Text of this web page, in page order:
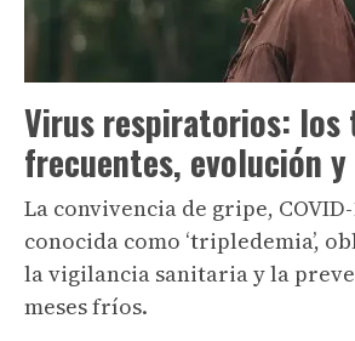
Virus respiratorios: los
frecuentes, evolución
La convivencia de gripe, COVID-
conocida como ‘tripledemia’,
la vigilancia sanitaria y la
meses fríos.